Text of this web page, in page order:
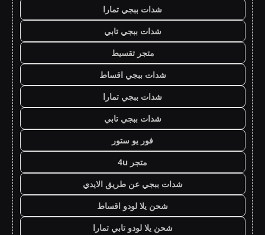
شدات ببجي تمارا
شدات ببجي تابي
متجر تقسيط
شدات ببجي اقساط
شدات ببجي تمارا
شدات ببجي تابي
فور يو ستور
متجر 4u
شدات ببجي عن طريق الايدي
شحن يلا لودو اقساط
شحن يلا لودو تابي تمارا